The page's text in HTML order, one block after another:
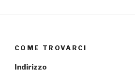
COME TROVARCI
Indirizzo